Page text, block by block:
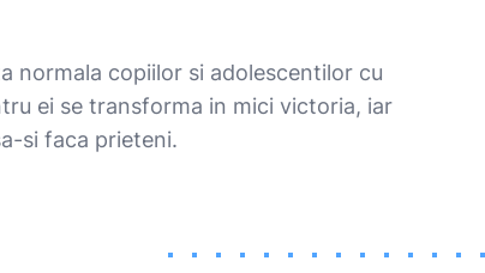
normala copiilor si adolescentilor cu
ei se transforma in mici victoria, iar
si faca prieteni.